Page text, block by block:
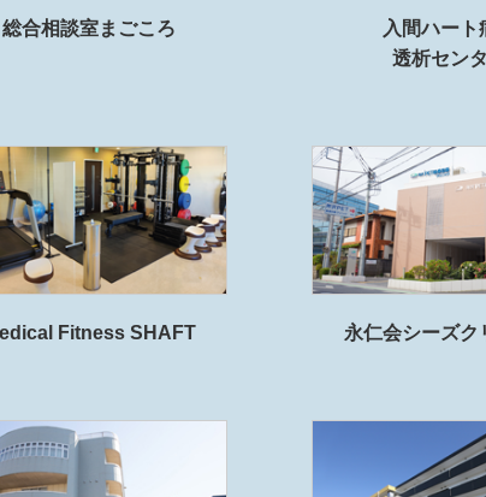
総合相談室まごころ
入間ハート
透析セン
Fitness SHAFT 永仁会シーズク